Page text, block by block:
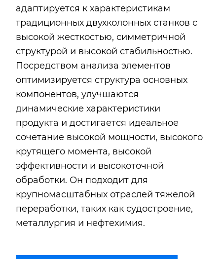
адаптируется к характеристикам
традиционных двухколонных станков с
высокой жесткостью, симметричной
структурой и высокой стабильностью.
Посредством анализа элементов
оптимизируется структура основных
компонентов, улучшаются
динамические характеристики
продукта и достигается идеальное
сочетание высокой мощности, высокого
крутящего момента, высокой
эффективности и высокоточной
обработки. Он подходит для
крупномасштабных отраслей тяжелой
переработки, таких как судостроение,
металлургия и нефтехимия.